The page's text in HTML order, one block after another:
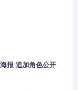
报 追加角色公开